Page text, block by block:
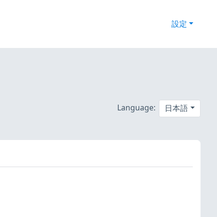
設定
Language: 日本語